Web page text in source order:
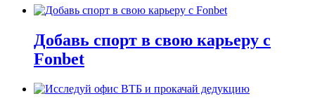
Добавь спорт в свою карьеру с
Fonbet